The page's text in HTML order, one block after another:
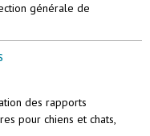
générale de
des rapports
pour chiens et chats,